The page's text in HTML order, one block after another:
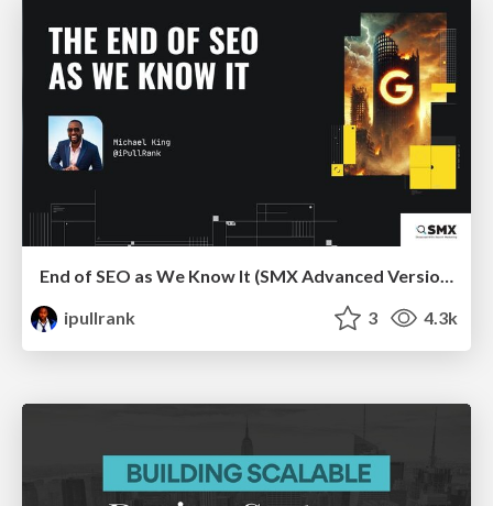
End of SEO as We Know It (SMX Advanced Version)
ipullrank
3 4.3k